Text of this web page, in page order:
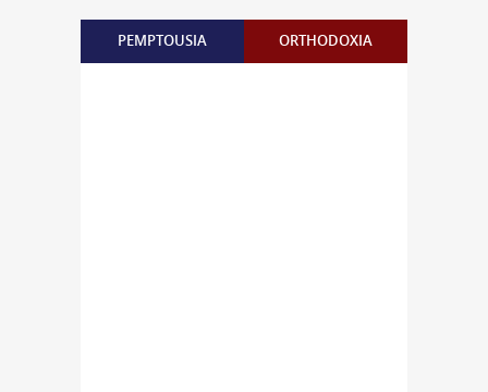
PEMPTOUSIA ORTHODOXIA